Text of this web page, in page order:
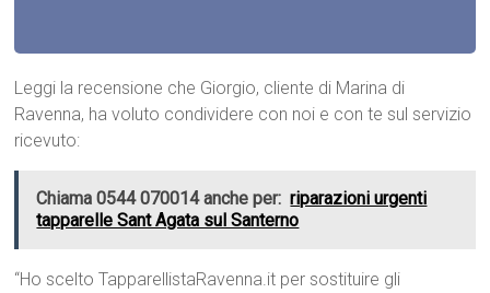
Leggi la recensione che Giorgio, cliente di Marina di
Ravenna, ha voluto condividere con noi e con te sul servizio
ricevuto:
Chiama 0544 070014 anche per: riparazioni urgenti
tapparelle Sant Agata sul Santerno
“Ho scelto TapparellistaRavenna.it per sostituire gli